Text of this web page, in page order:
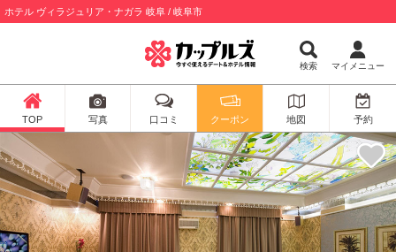
ホテル ヴィラジュリア・ナガラ 岐阜 / 岐阜市
検索 マイメニュー
TOP 写真 口コミ クーポン 地図 予約